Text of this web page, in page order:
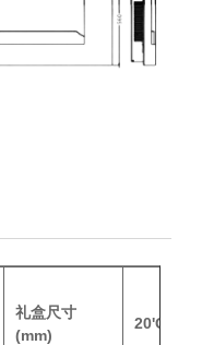
礼盒尺寸
(mm)